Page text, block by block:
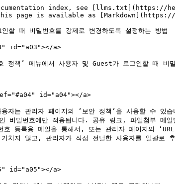
index, see [llms.txt](https://
page is available as [Markdown](https://
할 때 비밀번호를 강제로 변경하도록 설정하는 방법
id="a03"></a>
정책’ 메뉴에서 사용자 및 Guest가 로그인할 때 비
id="a04"></a>
자는 관리자 페이지의 ‘보안 정책’을 사용할 수 있습
비밀번호에만 적용됩니다. 공유 링크, 파일첨부 메
호 등록용 메일을 통해서, 또는 관리자 페이지의
치지 않고, 관리자가 직접 전달한 사용자를 일괄로
id="a05"></a>